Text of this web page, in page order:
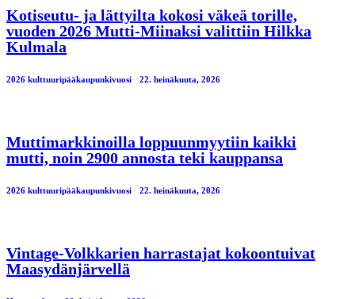
Kotiseutu- ja lättyilta kokosi väkeä torille,
vuoden 2026 Mutti-Miinaksi valittiin Hilkka
Kulmala
2026 kulttuuripääkaupunkivuosi 22. heinäkuuta, 2026
Muttimarkkinoilla loppuunmyytiin kaikki
mutti, noin 2900 annosta teki kauppansa
2026 kulttuuripääkaupunkivuosi 22. heinäkuuta, 2026
Vintage-Volkkarien harrastajat kokoontuivat
Maasydänjärvellä